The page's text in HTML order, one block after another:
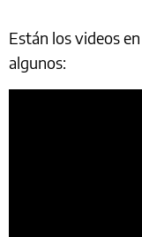
Están los videos
algunos: